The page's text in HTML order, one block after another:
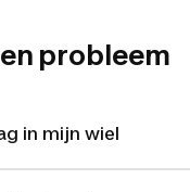
probleem
in mijn wiel